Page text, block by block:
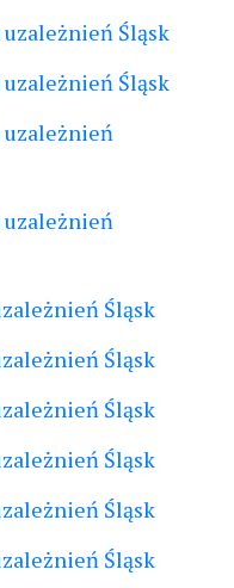
Śląsk
Śląsk
Śląsk
Śląsk
Śląsk
Śląsk
Śląsk
Śląsk